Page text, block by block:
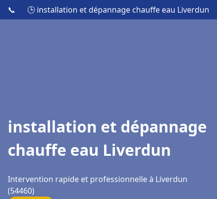
📞 🕒 installation et dépannage chauffe eau Liverdun
installation et dépannage
chauffe eau Liverdun
Intervention rapide et professionnelle à Liverdun
(54460)